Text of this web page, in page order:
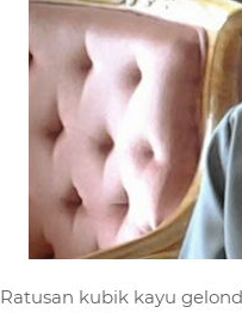
Ratusan kubik kayu